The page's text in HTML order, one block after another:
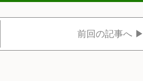
前回の記事へ ▶